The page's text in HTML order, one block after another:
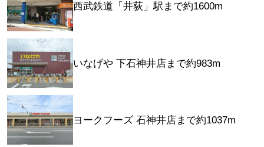
西武鉄道「井荻」駅まで約1600m
いなげや 下石神井店まで約983m
ヨークフーズ 石神井店まで約1037m